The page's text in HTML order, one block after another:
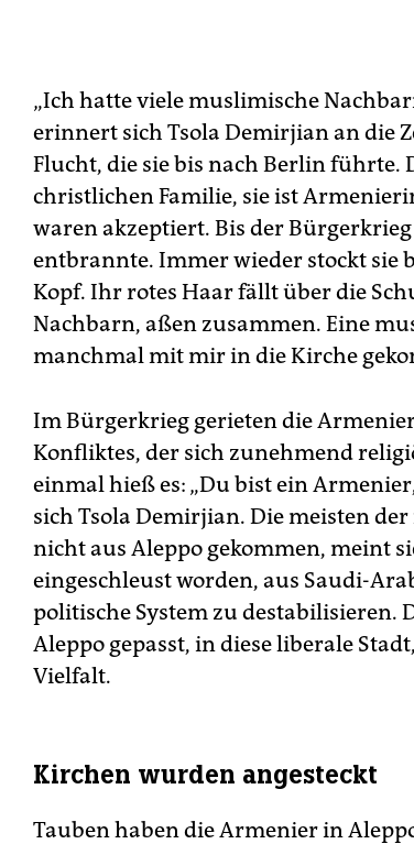
„Ich hatte viele muslimische
erinnert sich Tsola Demirjian an die
Flucht, die sie bis nach Berlin
christlichen Familie, sie ist
waren akzeptiert. Bis der
entbrannte. Immer wieder stockt sie
Kopf. Ihr rotes Haar fällt über die
Nachbarn, aßen zusammen. Eine
manchmal mit mir in die Kirche
Im Bürgerkrieg gerieten die
Konfliktes, der sich zunehmend
einmal hieß es: „Du bist ein
sich Tsola Demirjian. Die meisten
nicht aus Aleppo gekommen, meint
eingeschleust worden, aus Saudi-
politische System zu destabilisieren.
Aleppo gepasst, in diese liberale
Vielfalt.
Kirchen wurden angesteckt
Tauben haben die Armenier in